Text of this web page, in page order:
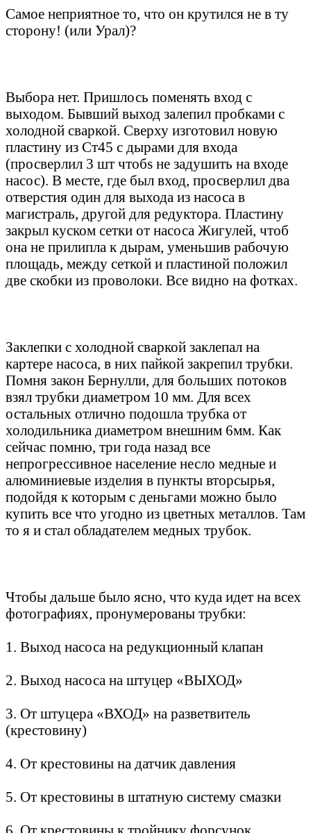
Самое неприятное то, что он крутился не в ту
сторону! (или Урал)?
Выбора нет. Пришлось поменять вход с
выходом. Бывший выход залепил пробками с
холодной сваркой. Сверху изготовил новую
пластину из Ст45 с дырами для входа
(просверлил 3 шт чтобs не задушить на входе
насос). В месте, где был вход, просверлил два
отверстия один для выхода из насоса в
магистраль, другой для редуктора. Пластину
закрыл куском сетки от насоса Жигулей, чтоб
она не прилипла к дырам, уменьшив рабочую
площадь, между сеткой и пластиной положил
две скобки из проволоки. Все видно на фотках.
Заклепки с холодной сваркой заклепал на
картере насоса, в них пайкой закрепил трубки.
Помня закон Бернулли, для больших потоков
взял трубки диаметром 10 мм. Для всех
остальных отлично подошла трубка от
холодильника диаметром внешним 6мм. Как
сейчас помню, три года назад все
непрогрессивное население несло медные и
алюминиевые изделия в пункты вторсырья,
подойдя к которым с деньгами можно было
купить все что угодно из цветных металлов. Там
то я и стал обладателем медных трубок.
Чтобы дальше было ясно, что куда идет на всех
фотографиях, пронумерованы трубки:
1. Выход насоса на редукционный клапан
2. Выход насоса на штуцер «ВЫХОД»
3. От штуцера «ВХОД» на разветвитель
(крестовину)
4. От крестовины на датчик давления
5. От крестовины в штатную систему смазки
6. От крестовины к тройнику форсунок